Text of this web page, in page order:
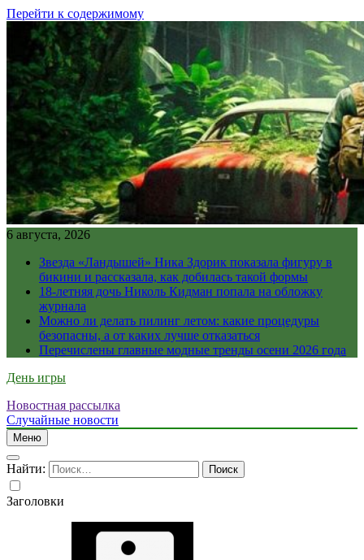
Перейти к содержимому
6 августа, 2026
Звезда «Ландышей» Ника Здорик показала фигуру в
бикини и рассказала, как добилась такой формы
18-летняя дочь Николь Кидман попала на обложку
журнала
Можно ли делать пилинг летом: какие процедуры
безопасны, а от каких лучше отказаться
Перечислены главные модные тренды осени 2026 года
День игры
Новостная рассылка
Случайные новости
Меню
Найти:
Заголовки